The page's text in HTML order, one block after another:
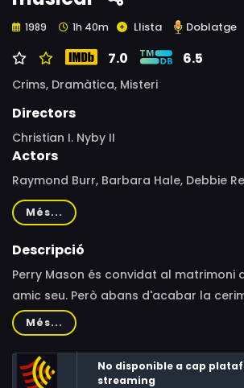
1989 1h 40m Llista Doblatge
7.0 6.5
Crims, Dramàtica, Misteri
Directors
Christian I. Nyby II
Actors
Raymond Burr, Barbara Hale, Debbie
Moses, Jerry Orbach, Alexandra Paul,
Wendelin Harston, Luis Ávalos, Mary
Hamilton, Valerie Mahaffey, James
Sterling, Rick Aiello, Ron Headlee, Bea
Doug Stevenson, Sheila Ivy Traister,
Més...
Descripció
Perry Mason és convidat al matrimoni
amic seu. Però abans d'acabar la
nuvi és trobat mort. Sens dubte, aquest
Perry Mason.
Més...
No disponible a cap
streaming